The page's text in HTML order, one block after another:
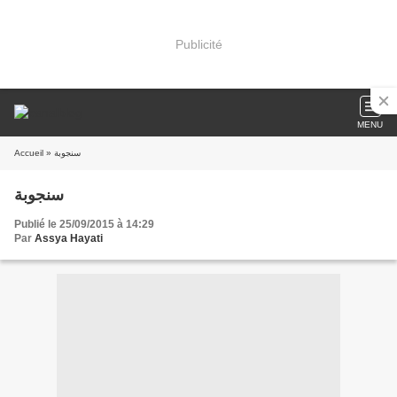
Publicité
MENU
Accueil » سنجوبة
سنجوبة
Publié le 25/09/2015 à 14:29
Par Assya Hayati